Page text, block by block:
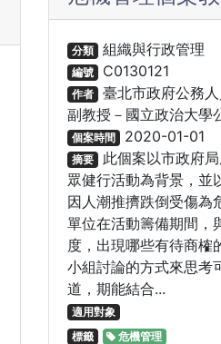
分類 組織與行政管理
編號 C0130121
作者 臺北市政府公務
副教授－國立政治大學
個案時間 2020-01-01
摘要 此個案以市政府
眾健行活動為背景，並
因人潮推擠跌倒受傷為
單位在活動籌備期間，
度，出現哪些有待商榷
小組討論的方式來思考
道，期能結合...
適用對象
標籤
危機管理